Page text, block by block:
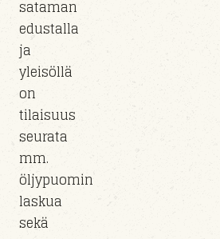
sataman
edustalla
ja
yleisöllä
on
tilaisuus
seurata
mm.
öljypuomin
laskua
sekä